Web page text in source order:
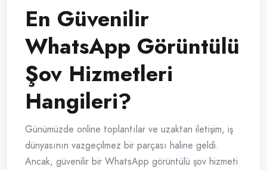
En Güvenilir
WhatsApp Görüntülü
Şov Hizmetleri
Hangileri?
Günümüzde online toplantılar ve uzaktan iletişim, iş
dünyasının vazgeçilmez bir parçası haline geldi.
Ancak, güvenilir bir WhatsApp görüntülü şov hizmeti